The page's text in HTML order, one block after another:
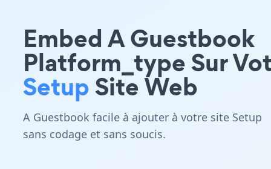
Embed A Guestbook
Platform_type Sur
SetupSite Web
A Guestbook facile à ajouter à votre site Setup
sans codage et sans soucis.